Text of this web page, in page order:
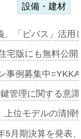
設備・建材
、「ビバス」活
宅版にも無料公
事例募集中
管理に関する意
上位モデルの清
5月期決算を発表